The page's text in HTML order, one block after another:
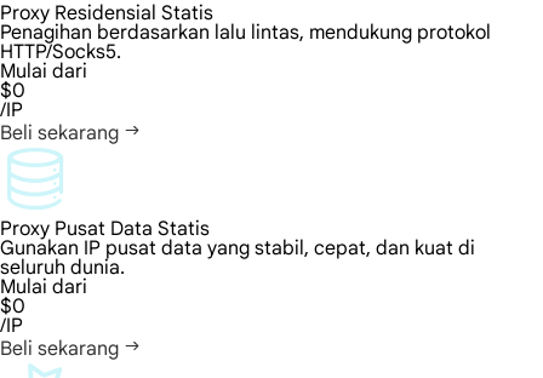
Proxy Residensial Statis
Penagihan berdasarkan lalu lintas, mendukung protokol
HTTP/Socks5.
Mulai dari
$0
/IP
Beli sekarang
Proxy Pusat Data Statis
Gunakan IP pusat data yang stabil, cepat, dan kuat di
seluruh dunia.
Mulai dari
$0
/IP
Beli sekarang